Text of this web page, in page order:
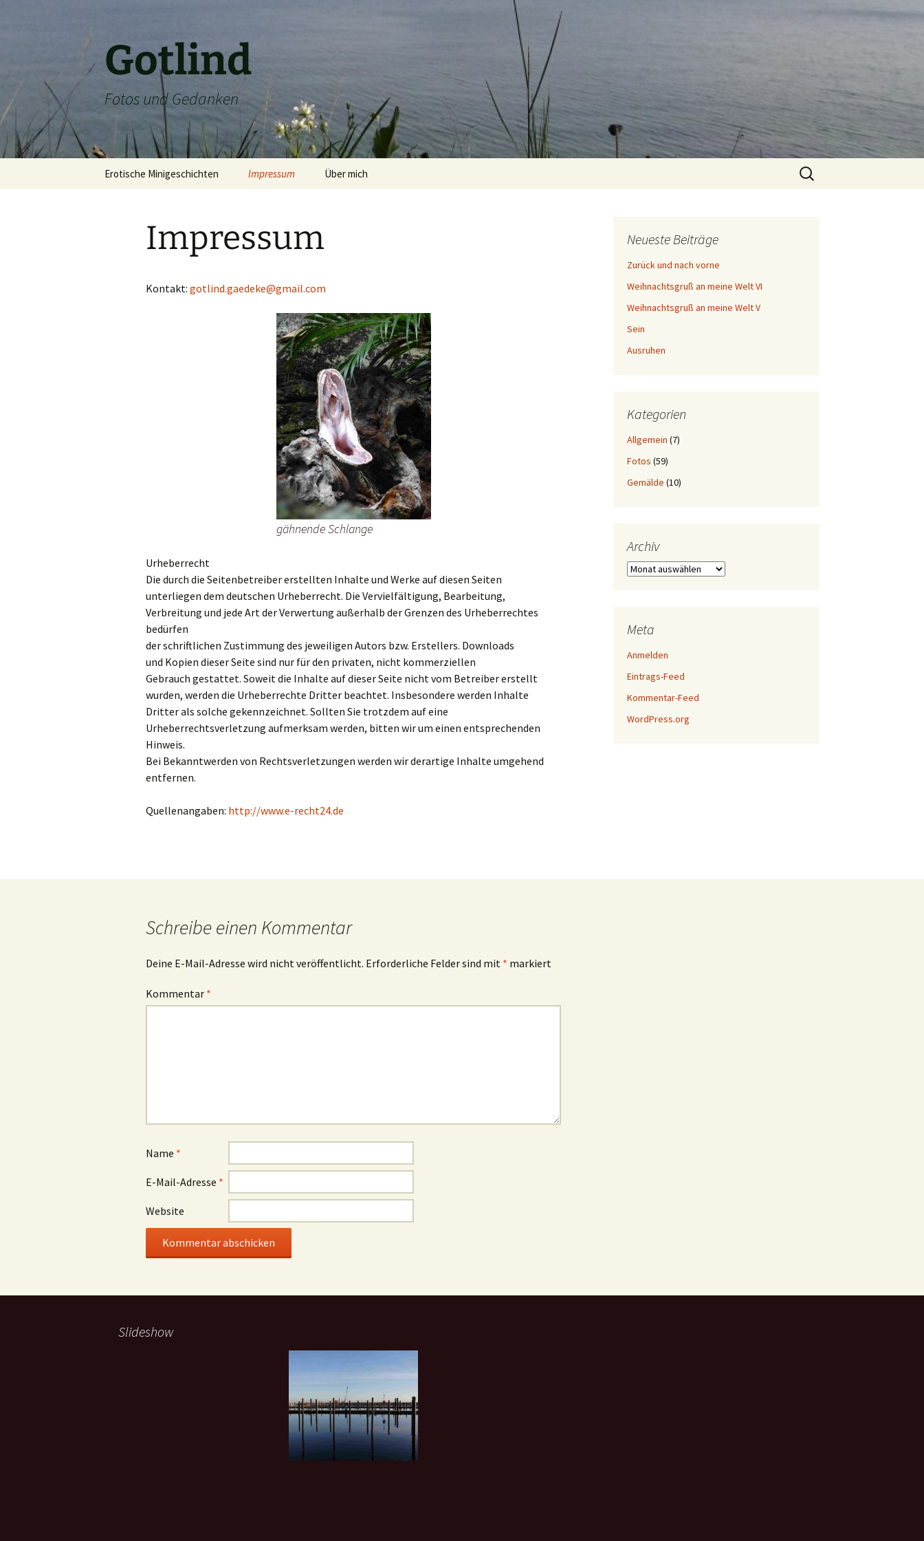
Gotlind
Fotos und Gedanken
Erotische Minigeschichten Impressum Über mich
Suchen
nach:
Impressum
Kontakt: gotlind.gaedeke@gmail.com
gähnende Schlange
Urheberrecht
Die durch die Seitenbetreiber erstellten Inhalte und Werke auf diesen Seiten
unterliegen dem deutschen Urheberrecht. Die Vervielfältigung, Bearbeitung,
Verbreitung und jede Art der Verwertung außerhalb der Grenzen des Urheberrechtes
bedürfen
der schriftlichen Zustimmung des jeweiligen Autors bzw. Erstellers. Downloads
und Kopien dieser Seite sind nur für den privaten, nicht kommerziellen
Gebrauch gestattet. Soweit die Inhalte auf dieser Seite nicht vom Betreiber erstellt
wurden, werden die Urheberrechte Dritter beachtet. Insbesondere werden Inhalte
Dritter als solche gekennzeichnet. Sollten Sie trotzdem auf eine
Urheberrechtsverletzung aufmerksam werden, bitten wir um einen entsprechenden
Hinweis.
Bei Bekanntwerden von Rechtsverletzungen werden wir derartige Inhalte umgehend
entfernen.
Quellenangaben: http://www.e-recht24.de
Schreibe einen Kommentar
Deine E-Mail-Adresse wird nicht veröffentlicht. Erforderliche Felder sind mit * markiert
Kommentar *
Name *
E-Mail-Adresse *
Website
Neueste Beiträge
Zurück und nach vorne
Weihnachtsgruß an meine Welt VI
Weihnachtsgruß an meine Welt V
Sein
Ausruhen
Kategorien
Allgemein (7)
Fotos (59)
Gemälde (10)
Archiv
Archiv
Meta
Anmelden
Eintrags-Feed
Kommentar-Feed
WordPress.org
Slideshow